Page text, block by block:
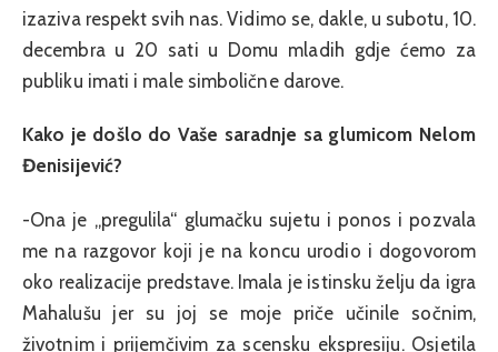
izaziva respekt svih nas. Vidimo se, dakle, u subotu, 10.
decembra u 20 sati u Domu mladih gdje ćemo za
publiku imati i male simbolične darove.
Kako je došlo do Vaše saradnje sa glumicom Nelom
Đenisijević?
-Ona je „pregulila“ glumačku sujetu i ponos i pozvala
me na razgovor koji je na koncu urodio i dogovorom
oko realizacije predstave. Imala je istinsku želju da igra
Mahalušu jer su joj se moje priče učinile sočnim,
životnim i prijemčivim za scensku ekspresiju. Osjetila